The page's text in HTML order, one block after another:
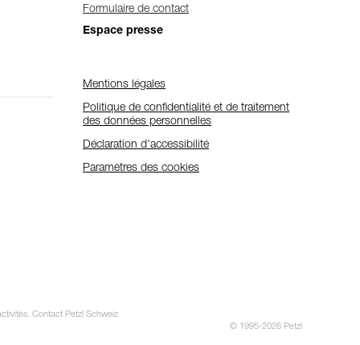
Formulaire de contact
Espace presse
Mentions légales
Politique de confidentialité et de traitement
des données personnelles
Déclaration d'accessibilité
Paramètres des cookies
Contact Petzl Schweiz
© 1995-2026 Petzl